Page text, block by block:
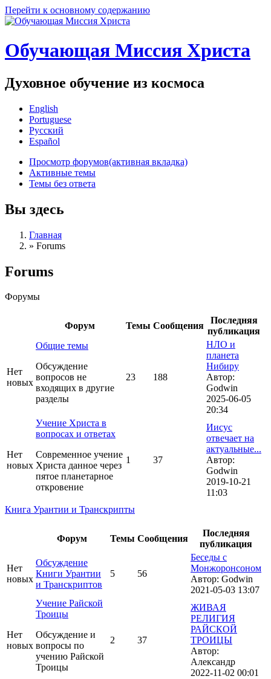
Перейти к основному содержанию
Обучающая Миссия Христа
Духовное обучение из космоса
English
Portuguese
Русский
Español
Просмотр форумов(активная вкладка)
Активные темы
Темы без ответа
Вы здесь
Главная
» Forums
Forums
Форумы
Форум Темы Сообщения
Последняя
публикация
Нет
новых
Общие темы
Обсуждение
вопросов не
входящих в другие
разделы
23 188
НЛО и
планета
Нибиру
Автор:
Godwin
2025-06-05
20:34
Нет
новых
Учение Христа в
вопросах и ответах
Современное учение
Христа данное через
пятое планетарное
откровение
1 37
Иисус
отвечает на
актуальные...
Автор:
Godwin
2019-10-21
11:03
Книга Урантии и Транскрипты
Форум Темы Сообщения
Последняя
публикация
Нет
новых
Обсуждение
Книги Урантии
и Транскриптов
5 56
Беседы с
Монжоронсоном
Автор: Godwin
2021-05-03 13:07
Нет
новых
Учение Райской
Троицы
Обсуждение и
вопросы по
учению Райской
Троицы
2 37
ЖИВАЯ
РЕЛИГИЯ
РАЙСКОЙ
ТРОИЦЫ
Автор:
Александр
2022-11-02 00:01